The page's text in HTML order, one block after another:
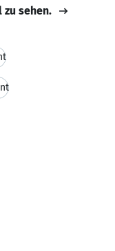
zu sehen.